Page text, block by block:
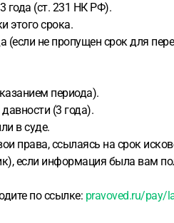
года (ст. 231 НК РФ).
этого срока.
не пропущен срок для
периода).
(3 года).
в суде.
права, ссылаясь на срок
если информация была вам
по ссылке: pravoved.ru/pay/